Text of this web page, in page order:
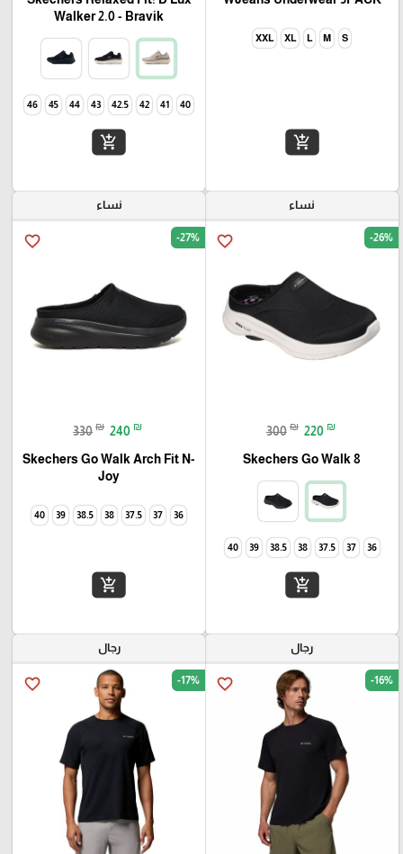
S
M
L
XL
XXL
add_shopping_cart
Walker 2.0 - Bravik
40
41
42
42.5
43
44
45
46
add_shopping_cart
نساء
favorite_border -26%
300 ₪ 220 ₪
Skechers Go Walk 8
36
37
37.5
38
38.5
39
40
add_shopping_cart
نساء
favorite_border -27%
330 ₪ 240 ₪
Skechers Go Walk Arch Fit N-
Joy
36
37
37.5
38
38.5
39
40
add_shopping_cart
رجال
favorite_border -16%
رجال
favorite_border -17%